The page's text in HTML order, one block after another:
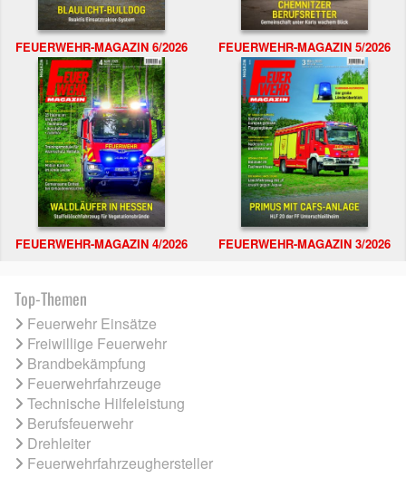
FEUERWEHR-MAGAZIN 6/2026 FEUERWEHR-MAGAZIN 5/2026
FEUERWEHR-MAGAZIN 4/2026 FEUERWEHR-MAGAZIN 3/2026
Top-Themen
Feuerwehr Einsätze
Freiwillige Feuerwehr
Brandbekämpfung
Feuerwehrfahrzeuge
Technische Hilfeleistung
Berufsfeuerwehr
Drehleiter
Feuerwehrfahrzeughersteller